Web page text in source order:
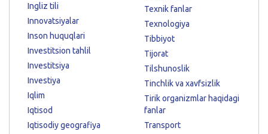
Ingliz tili
Innovatsiyalar
Inson huquqlari
Investitsion tahlil
Investitsiya
Investiya
Iqlim
Iqtisod
Iqtisodiy geografiya
Texnik fanlar
Texnologiya
Tibbiyot
Tijorat
Tilshunoslik
Tinchlik va xavfsizlik
Tirik organizmlar haqidagi
fanlar
Transport